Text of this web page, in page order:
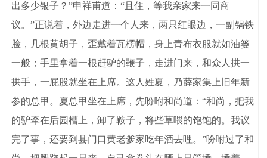
出多少银子？”申祥甫道：“且住，等我亲家来一同商
议。”正说着，外边走进一个人来，两只红眼边，一副锅铁
脸，几根黄胡子，歪戴着瓦楞帽，身上青布衣服就如油篓
一般；手里拿着一根赶驴的鞭子，走进门来，和众人拱一
拱手，一屁股就坐在上席。这人姓夏，乃薛家集上旧年新
参的总甲。夏总甲坐在上席，先吩咐和尚道：“和尚，把我
的驴牵在后园槽上，卸了鞍子，将些草喂的饱饱的。我议
完了事，还要到县门口黄老爹家吃年酒去哩。”吩咐过了和